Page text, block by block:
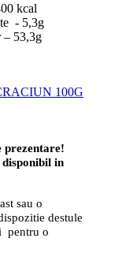
kcal
- 5,3g
– 53,3g
100G
prezentare!
in
sau o
destule
pentru o